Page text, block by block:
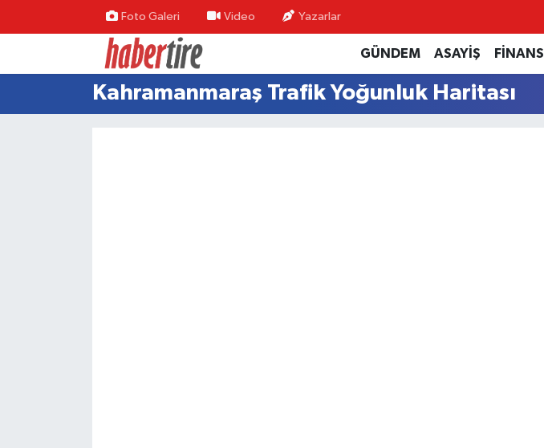
Foto Galeri Video Yazarlar
GÜNDEM ASAYİŞ FİNANS
Kahramanmaraş Trafik Yoğunluk Haritası
Tire Nöbetçi Eczaneler
Tire Hava Durumu